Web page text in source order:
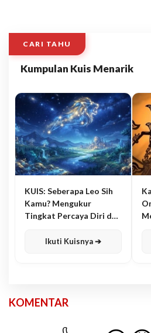
CARI TAHU
Kumpulan Kuis Menarik
KUIS: Seberapa Leo Sih
Kamu? Mengukur
Tingkat Percaya Diri dan
Ikuti Kuisnya ➔
KOMENTAR